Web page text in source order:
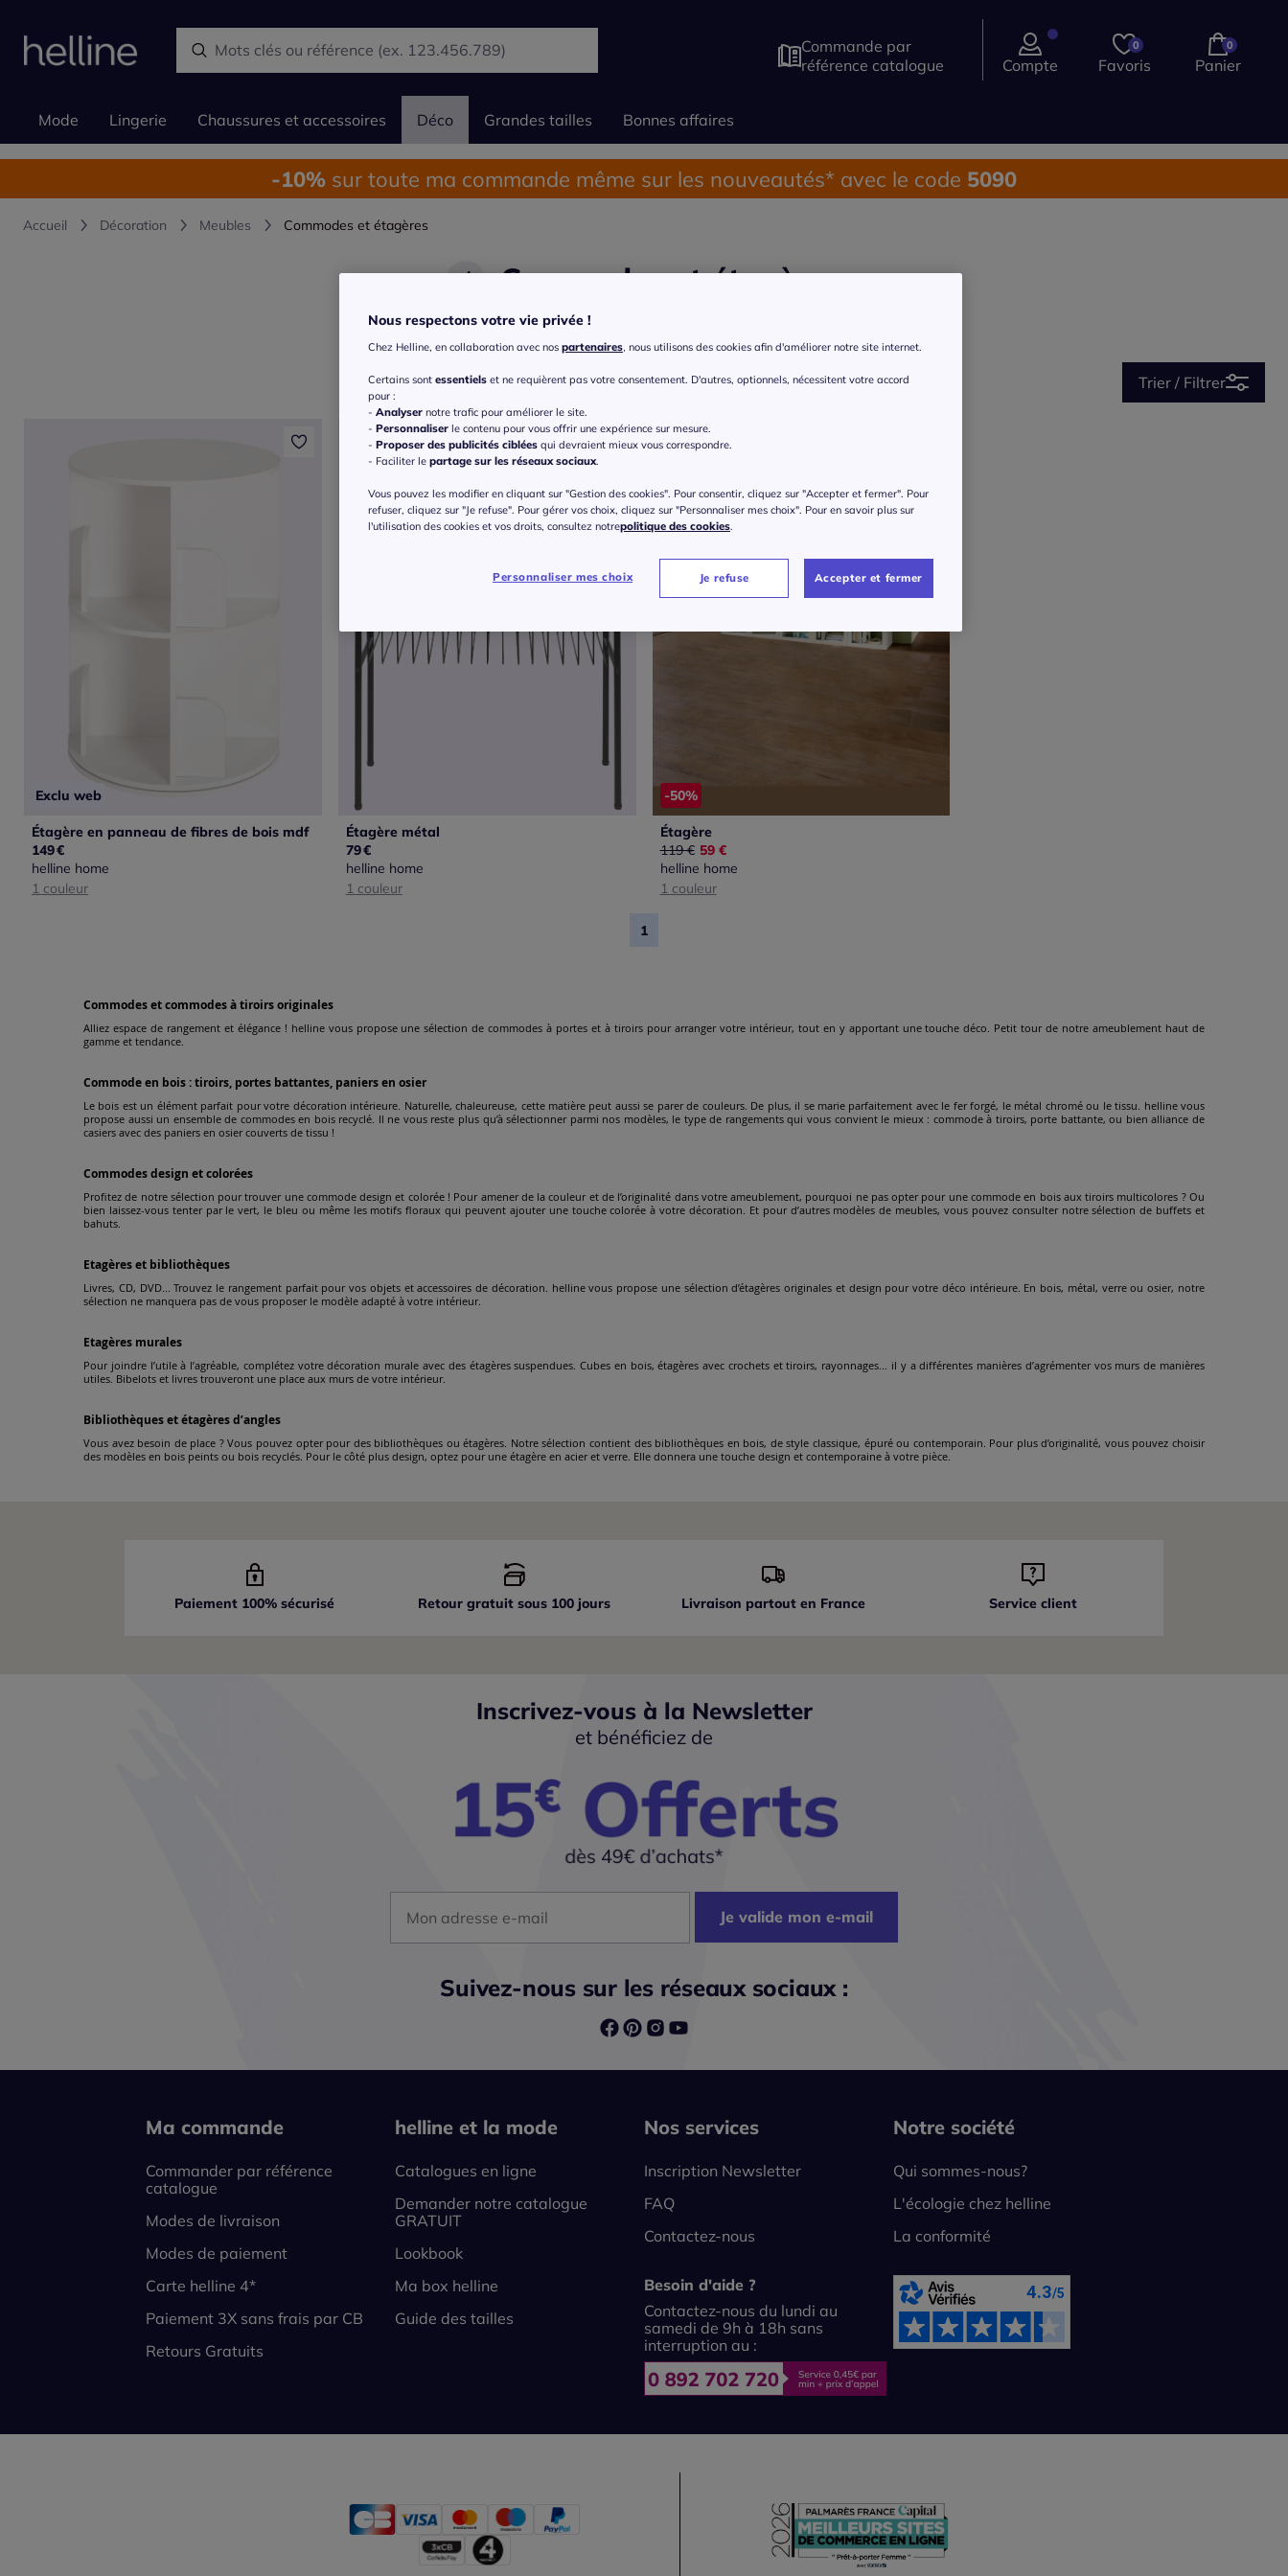
Commande par
référence catalogue
Compte
0
Favoris
0
Panier
Mode Lingerie Chaussures et accessoires Déco Grandes tailles Bonnes affaires
-10% sur toute ma commande même sur les nouveautés* avec le code 5090
Accueil Décoration Meubles Commodes et étagères
Commodes et étagères
Meubles à chaussures
Trier / Filtrer
Exclu web
Étagère en panneau de fibres de bois mdf
149€
helline home
1 couleur
Étagère métal
79€
helline home
1 couleur
-50%
Étagère
Ancien prix :
119 € Nouveau prix :
59 €
helline home
1 couleur
1
Commodes et commodes à tiroirs originales
Alliez espace de rangement et élégance ! helline vous propose une sélection de commodes à portes et à tiroirs pour arranger votre intérieur, tout en y apportant une touche déco. Petit tour de notre ameublement haut de
gamme et tendance.
Commode en bois : tiroirs, portes battantes, paniers en osier
Le bois est un élément parfait pour votre décoration intérieure. Naturelle, chaleureuse, cette matière peut aussi se parer de couleurs. De plus, il se marie parfaitement avec le fer forgé, le métal chromé ou le tissu. helline vous
propose aussi un ensemble de commodes en bois recyclé. Il ne vous reste plus qu’à sélectionner parmi nos modèles, le type de rangements qui vous convient le mieux : commode à tiroirs, porte battante, ou bien alliance de
casiers avec des paniers en osier couverts de tissu !
Commodes design et colorées
Profitez de notre sélection pour trouver une commode design et colorée ! Pour amener de la couleur et de l’originalité dans votre ameublement, pourquoi ne pas opter pour une commode en bois aux tiroirs multicolores ? Ou
bien laissez-vous tenter par le vert, le bleu ou même les motifs floraux qui peuvent ajouter une touche colorée à votre décoration. Et pour d’autres modèles de meubles, vous pouvez consulter notre sélection de buffets et
bahuts.
Etagères et bibliothèques
Livres, CD, DVD... Trouvez le rangement parfait pour vos objets et accessoires de décoration. helline vous propose une sélection d’étagères originales et design pour votre déco intérieure. En bois, métal, verre ou osier, notre
sélection ne manquera pas de vous proposer le modèle adapté à votre intérieur.
Etagères murales
Pour joindre l’utile à l’agréable, complétez votre décoration murale avec des étagères suspendues. Cubes en bois, étagères avec crochets et tiroirs, rayonnages... il y a différentes manières d’agrémenter vos murs de manières
utiles. Bibelots et livres trouveront une place aux murs de votre intérieur.
Bibliothèques et étagères d’angles
Vous avez besoin de place ? Vous pouvez opter pour des bibliothèques ou étagères. Notre sélection contient des bibliothèques en bois, de style classique, épuré ou contemporain. Pour plus d’originalité, vous pouvez choisir
des modèles en bois peints ou bois recyclés. Pour le côté plus design, optez pour une étagère en acier et verre. Elle donnera une touche design et contemporaine à votre pièce.
Paiement 100% sécurisé Retour gratuit sous 100 jours Livraison partouten France Service client
Inscrivez-vous à la Newsletter
et bénéficiez de
Je valide mon e-mail
Suivez-nous sur les réseaux sociaux :
Ma commande
Commander par référence
catalogue
Modes de livraison
Modes de paiement
Carte helline 4*
Paiement 3X sans frais par CB
Retours Gratuits
helline et la mode
Catalogues en ligne
Demander notre catalogue
GRATUIT
Lookbook
Ma box helline
Guide des tailles
Nos services
Inscription Newsletter
FAQ
Contactez-nous
Besoin d'aide ?
Contactez-nous du lundi au
samedi de 9h à 18h sans
interruption au :
Notre société
Qui sommes-nous?
L'écologie chez helline
La conformité
Nous respectons votre vie privée !
Chez Helline, en collaboration avec nos partenaires, nous utilisons des cookies afin d'améliorer notre site internet.
Certains sont essentiels et ne requièrent pas votre consentement. D'autres, optionnels, nécessitent votre accord
pour :
- Analyser notre trafic pour améliorer le site.
- Personnaliser le contenu pour vous offrir une expérience sur mesure.
- Proposer des publicités ciblées qui devraient mieux vous correspondre.
- Faciliter le partage sur les réseaux sociaux.
Vous pouvez les modifier en cliquant sur "Gestion des cookies". Pour consentir, cliquez sur "Accepter et fermer". Pour
refuser, cliquez sur "Je refuse". Pour gérer vos choix, cliquez sur "Personnaliser mes choix". Pour en savoir plus sur
l'utilisation des cookies et vos droits, consultez notrepolitique des cookies.
Personnaliser mes choix Je refuse Accepter et fermer